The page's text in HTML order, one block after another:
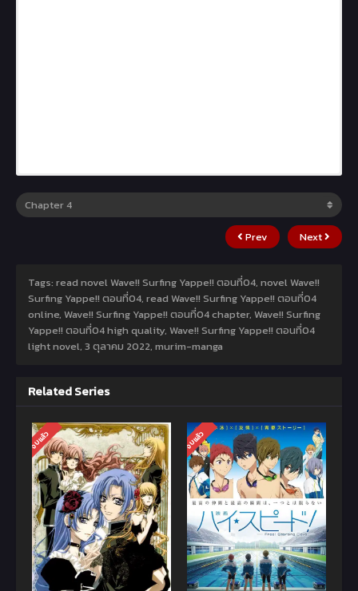
Prev Next
Tags: read novel Wave!! Surfing Yappe!! ตอนที่04, novel Wave!!
Surfing Yappe!! ตอนที่04, read Wave!! Surfing Yappe!! ตอนที่04
online, Wave!! Surfing Yappe!! ตอนที่04 chapter, Wave!! Surfing
Yappe!! ตอนที่04 high quality, Wave!! Surfing Yappe!! ตอนที่04
light novel, 3 ตุลาคม 2022, murim-manga
Related Series
จบแล้ว จบแล้ว